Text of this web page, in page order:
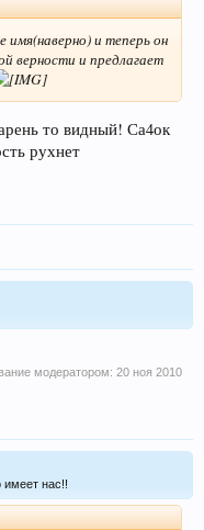
и теперь он
верности и предлагает
то видный! Са4ок
рухнет
модератором: 20 ноя 2010
имеет нас!!